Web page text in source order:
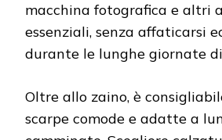
macchina fotografica e altri
essenziali, senza affaticarsi
durante le lunghe giornate
Oltre allo zaino, è
scarpe comode e adatte a